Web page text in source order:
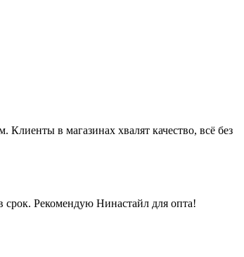
в магазинах хвалят качество, всё без
Рекомендую Нинастайл для опта!